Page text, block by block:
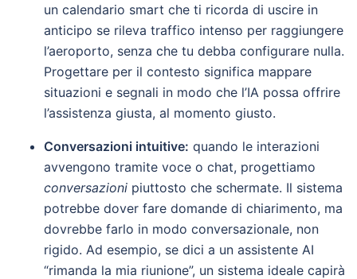
un calendario smart che ti ricorda di uscire in
anticipo se rileva traffico intenso per raggiungere
l’aeroporto, senza che tu debba configurare nulla.
Progettare per il contesto significa mappare
situazioni e segnali in modo che l’IA possa offrire
l’assistenza giusta, al momento giusto.
Conversazioni intuitive: quando le interazioni
avvengono tramite voce o chat, progettiamo
conversazioni piuttosto che schermate. Il sistema
potrebbe dover fare domande di chiarimento, ma
dovrebbe farlo in modo conversazionale, non
rigido. Ad esempio, se dici a un assistente AI
“rimanda la mia riunione”, un sistema ideale capirà